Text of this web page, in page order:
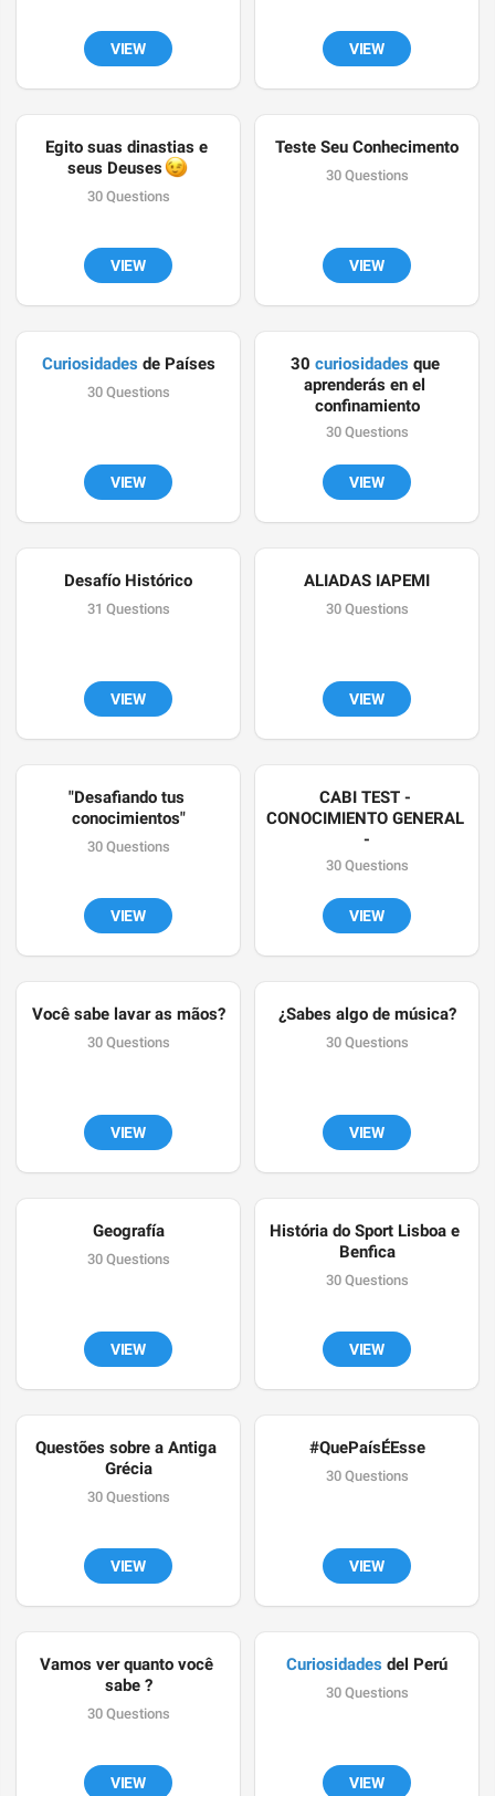
VIEW VIEW
Egito suas dinastias e
seus Deuses
😉
30 Questions
VIEW
Teste Seu Conhecimento
30 Questions
VIEW
Curiosidades de Países
30 Questions
VIEW
30 curiosidades que
aprenderás en el
confinamiento
30 Questions
VIEW
Desafío Histórico
31 Questions
VIEW
ALIADAS IAPEMI
30 Questions
VIEW
"Desafiando tus
conocimientos"
30 Questions
VIEW
CABI TEST -
CONOCIMIENTO GENERAL
-
30 Questions
VIEW
Você sabe lavar as mãos?
30 Questions
VIEW
¿Sabes algo de música?
30 Questions
VIEW
Geografía
30 Questions
VIEW
História do Sport Lisboa e
Benfica
30 Questions
VIEW
Questões sobre a Antiga
Grécia
30 Questions
VIEW
#QuePaísÉEsse
30 Questions
VIEW
Vamos ver quanto você
sabe ?
30 Questions
VIEW
Curiosidades del Perú
30 Questions
VIEW